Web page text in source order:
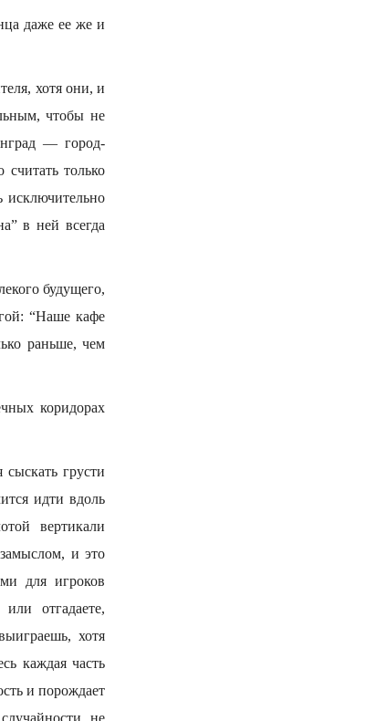
даже ее же и
хотя они, и
чтобы не
— город-
только
в ней всегда
будущего,
“Наше кафе
раньше, чем
коридорах
грусти
идти вдоль
вертикали
и это
для игроков
отгадаете,
хотя
каждая часть
и порождает
не